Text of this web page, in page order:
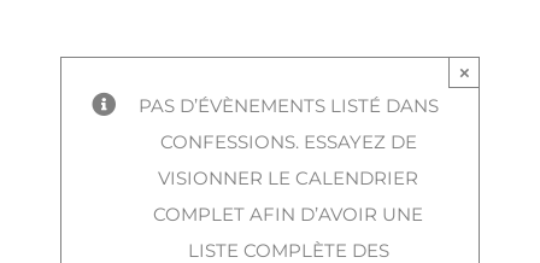
PAS D’ÉVÈNEMENTS LISTÉ DANS
CONFESSIONS. ESSAYEZ DE
VISIONNER LE CALENDRIER
COMPLET AFIN D’AVOIR UNE
LISTE COMPLÈTE DES
×